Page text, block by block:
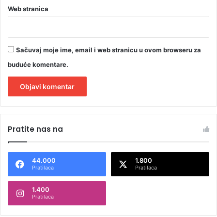
l
i
V
I
E
O
Web stranica
Sačuvaj moje ime, email i web stranicu u ovom browseru za
buduće komentare.
t
n
t
Pratite nas na
44.000
Pratilaca
1.800
Pratilaca
1.400
Pratilaca